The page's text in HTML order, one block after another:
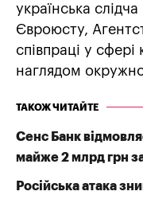
українська
Євроюсту,
співпраці у сфері
наглядом
ТАКОЖ ЧИТАЙТЕ
Сенс Банк
майже 2 млрд грн
Російська атака